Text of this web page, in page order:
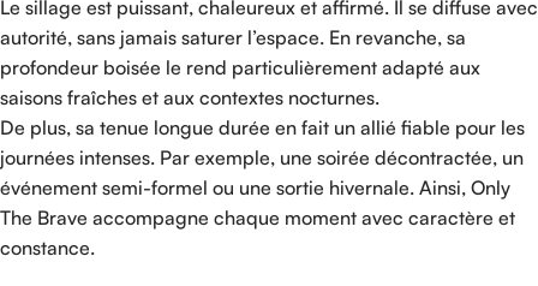
Le sillage est puissant, chaleureux et affirmé. Il se diffuse avec
autorité, sans jamais saturer l’espace. En revanche, sa
profondeur boisée le rend particulièrement adapté aux
saisons fraîches et aux contextes nocturnes.
De plus, sa tenue longue durée en fait un allié fiable pour les
journées intenses. Par exemple, une soirée décontractée, un
événement semi-formel ou une sortie hivernale. Ainsi, Only
The Brave accompagne chaque moment avec caractère et
constance.